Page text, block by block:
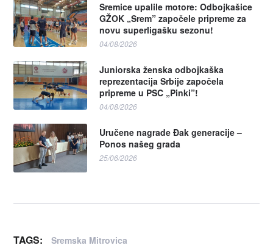
Sremice upalile motore: Odbojkašice
GŽOK „Srem” započele pripreme za
novu superligašku sezonu!
04/08/2026
Juniorska ženska odbojkaška
reprezentacija Srbije započela
pripreme u PSC „Pinki”!
04/08/2026
Uručene nagrade Đak generacije –
Ponos našeg grada
25/06/2026
TAGS: Sremska Mitrovica